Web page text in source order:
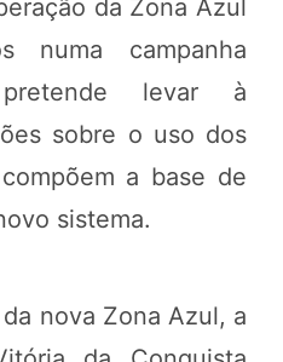
da Zona Azul
numa campanha
levar à
sobre o uso dos
a base de
sistema.
nova Zona Azul, a